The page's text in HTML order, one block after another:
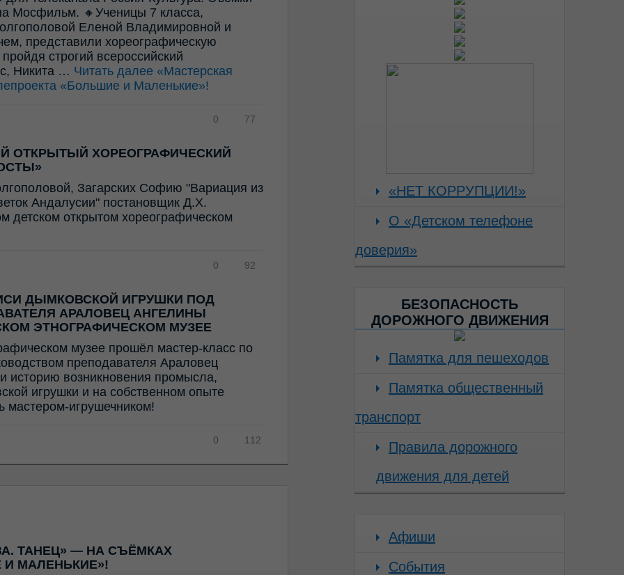
Мосфильм. 🔸Ученицы 7 класса,
Еленой Владимировной и
представили хореографическую
строгий всероссийский
Никита … Читать далее «Мастерская
«Большие и Маленькие»!
77
0
ОТКРЫТЫЙ ХОРЕОГРАФИЧЕСКИЙ
Загарских Софию "Вариация из
Андалусии" постановщик Д.Х.
детском открытом хореографическом
92
0
ДЫМКОВСКОЙ ИГРУШКИ ПОД
АРАЛОВЕЦ АНГЕЛИНЫ
ЭТНОГРАФИЧЕСКОМ МУЗЕЕ
музее прошёл мастер-класс по
преподавателя Араловец
историю возникновения промысла,
игрушки и на собственном опыте
мастером-игрушечником!
112
0
ТАНЕЦ» — НА СЪЁМКАХ
МАЛЕНЬКИЕ»!
«НЕТ КОРРУПЦИИ!»
О «Детском телефоне
доверия»
БЕЗОПАСНОСТЬ
ДОРОЖНОГО ДВИЖЕНИЯ
Памятка для пешеходов
Памятка общественный
транспорт
Правила дорожного
движения для детей
Афиши
События